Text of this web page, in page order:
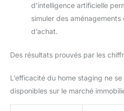
d’intelligence artificielle
simuler des aménagements
d’achat.
Des résultats prouvés par les
L’efficacité du home staging ne
disponibles sur le marché